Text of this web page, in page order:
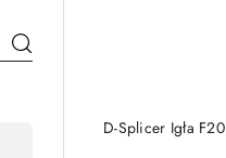
D-Splicer Igła F20